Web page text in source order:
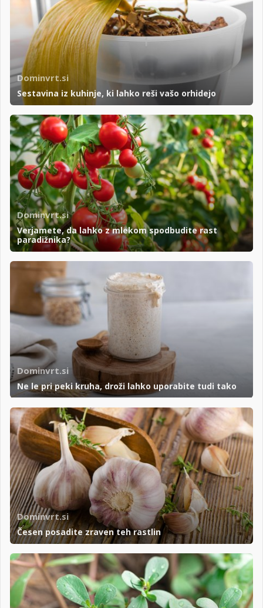
Dominvrt.si
Sestavina iz kuhinje, ki lahko reši vašo orhidejo
Dominvrt.si
Verjamete, da lahko z mlekom spodbudite rast
paradižnika?
Dominvrt.si
Ne le pri peki kruha, droži lahko uporabite tudi tako
Dominvrt.si
Česen posadite zraven teh rastlin